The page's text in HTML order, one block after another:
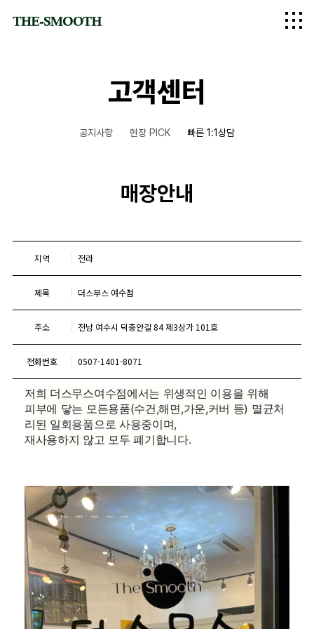
logo
고객센터
공지사항 현장 PICK 빠른 1:1상담
매장안내
지역 전라
제목 더스무스 여수점
주소 전남 여수시 덕충안길 84 제3상가 101호
전화번호 0507-1401-8071
저희 더스무스여수점에서는 위생적인 이용을 위해
피부에 닿는 모든용품(수건,해면,가운,커버 등) 멸균처
리된 일회용품으로 사용중이며,
재사용하지 않고 모두 폐기합니다.